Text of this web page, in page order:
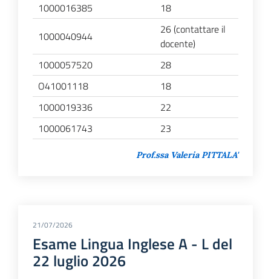
1000016385
18
1000040944
26 (contattare il
docente)
1000057520
28
O41001118
18
1000019336
22
1000061743
23
Prof.ssa Valeria PITTALA'
21/07/2026
Esame Lingua Inglese A - L del
22 luglio 2026